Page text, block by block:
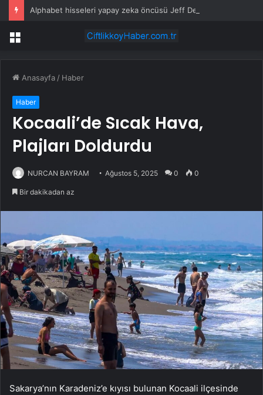
Menü
Anasayfa / Haber
Haber
Kocaali’de Sıcak Hava,
Plajları Doldurdu
NURCAN BAYRAM Ağustos 5, 2025 0 0
Bir dakikadan az
Sakarya’nın Karadeniz’e kıyısı bulunan Kocaali ilçesinde